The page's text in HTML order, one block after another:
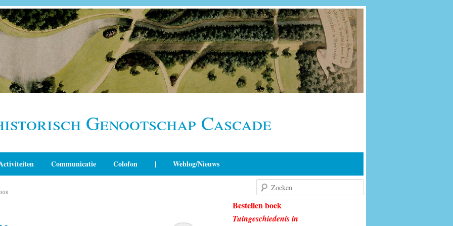
Genootschap Cascade
Communicatie Colofon | Weblog/Nieuws
Bestellen boek
Tuingeschiedenis in